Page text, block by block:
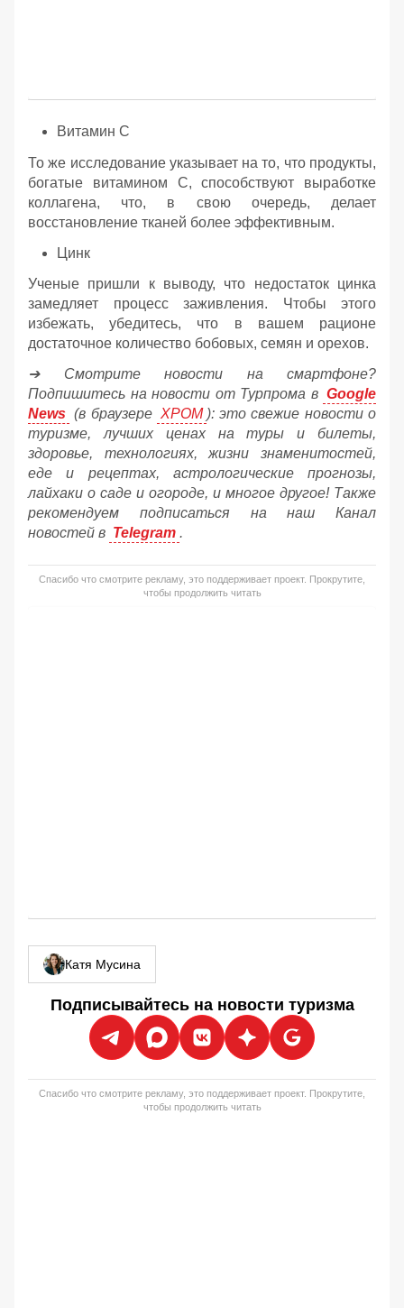
Витамин C
То же исследование указывает на то, что продукты,
богатые витамином C, способствуют выработке
коллагена, что, в свою очередь, делает
восстановление тканей более эффективным.
Цинк
Ученые пришли к выводу, что недостаток цинка
замедляет процесс заживления. Чтобы этого
избежать, убедитесь, что в вашем рационе
достаточное количество бобовых, семян и орехов.
➔ Смотрите новости на смартфоне?
Подпишитесь на новости от Турпрома в Google
News (в браузере ХРОМ ): это свежие новости о
туризме, лучших ценах на туры и билеты,
здоровье, технологиях, жизни знаменитостей,
еде и рецептах, астрологические прогнозы,
лайхаки о саде и огороде, и многое другое! Также
рекомендуем подписаться на наш Канал
новостей в Telegram .
Спасибо что смотрите рекламу, это поддерживает проект. Прокрутите,
чтобы продолжить читать
Катя Мусина
Подписывайтесь на новости туризма
Спасибо что смотрите рекламу, это поддерживает проект. Прокрутите,
чтобы продолжить читать